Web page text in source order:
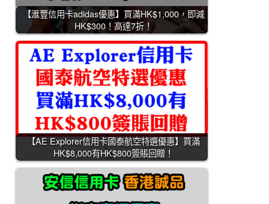
【滙豐信用卡adidas優惠】買滿HK$1,000，即減
HK$300！高達7折！
【AE Explorer信用卡國泰航空特選優惠】買滿
HK$8,000有HK$800簽賬回贈！